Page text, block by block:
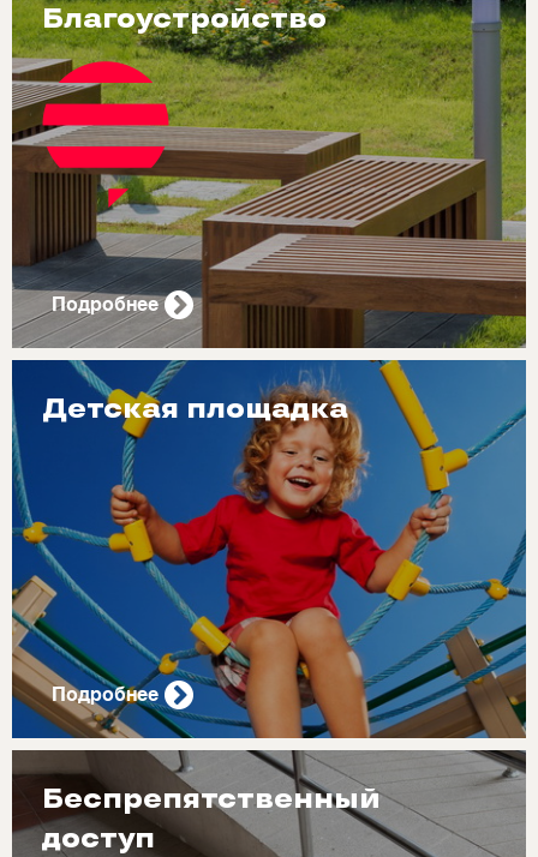
Благоустройство
Подробнее
Детская площадка
Подробнее
Беспрепятственный
доступ